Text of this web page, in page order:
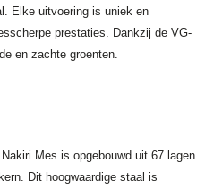
Elke uitvoering is uniek en
prestaties. Dankzij de VG-
en zachte groenten.
Mes is opgebouwd uit 67 lagen
Dit hoogwaardige staal is